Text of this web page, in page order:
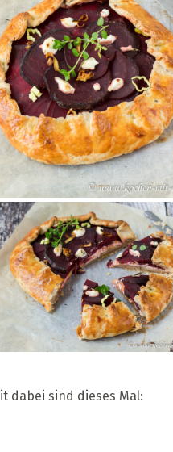
dabei sind dieses Mal: